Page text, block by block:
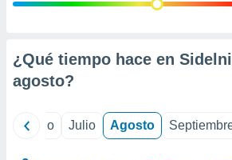
e
mediante
¿Qué tiempo hace en
agosto?
Junio Julio Agosto